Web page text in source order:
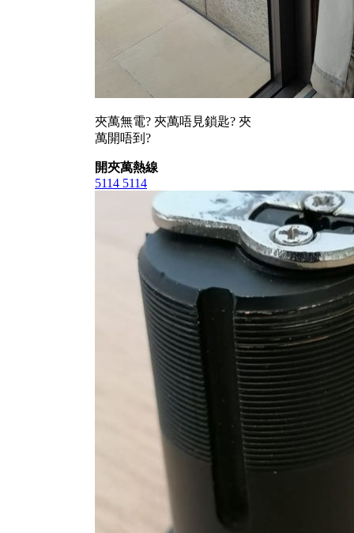
夾萬無電? 夾萬唔見鎖匙? 夾
萬開唔到?
開夾萬熱線
5114 5114